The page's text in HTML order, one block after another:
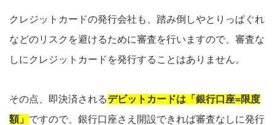
クレジットカードの発行会社も、踏み倒しやとりっぱぐれ
などのリスクを避けるために審査を行いますので、審査な
しにクレジットカードを発行することはありません。
その点、即決済されるデビットカードは「銀行口座=限度
額」 ですので、銀行口座さえ開設できれば審査なしに発行